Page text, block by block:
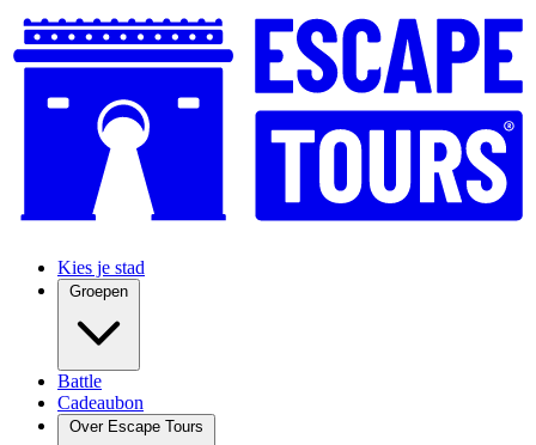
Kies je stad
Groepen
Battle
Cadeaubon
Over Escape Tours